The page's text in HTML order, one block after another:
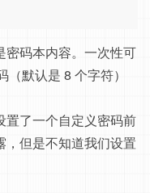
密码本内容。一次性可
默认是 8 个字符）
置了一个自定义密码前
但是不知道我们设置